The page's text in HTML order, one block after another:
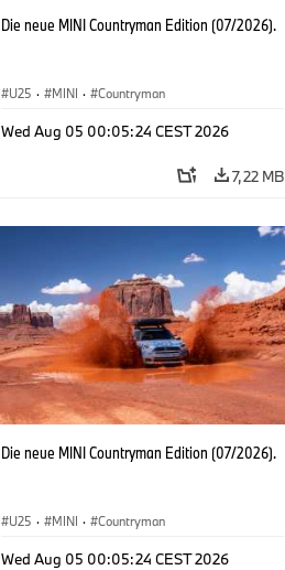
Die neue MINI Countryman Edition (07/2026).
U25 · MINI · Countryman
Wed Aug 05 00:05:24 CEST 2026
7,22 MB
Die neue MINI Countryman Edition (07/2026).
U25 · MINI · Countryman
Wed Aug 05 00:05:24 CEST 2026